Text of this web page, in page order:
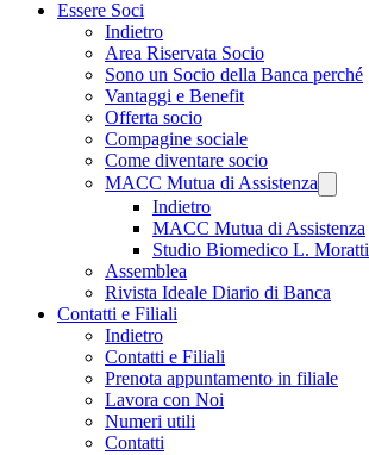
Essere Soci
Indietro
Area Riservata Socio
Sono un Socio della Banca perché
Vantaggi e Benefit
Offerta socio
Compagine sociale
Come diventare socio
MACC Mutua di Assistenza
Indietro
MACC Mutua di Assistenza
Studio Biomedico L. Moratti
Assemblea
Rivista Ideale Diario di Banca
Contatti e Filiali
Indietro
Contatti e Filiali
Prenota appuntamento in filiale
Lavora con Noi
Numeri utili
Contatti